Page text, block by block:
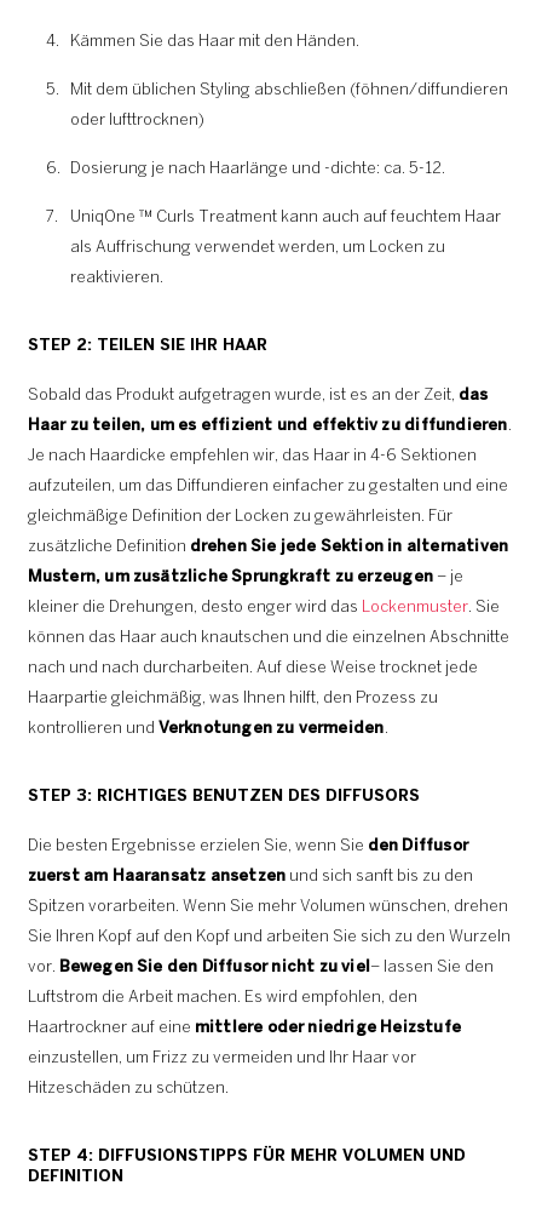
Kämmen Sie das Haar mit den Händen.
Mit dem üblichen Styling abschließen (föhnen/diffundieren
oder lufttrocknen)
Dosierung je nach Haarlänge und -dichte: ca. 5-12.
UniqOne ™ Curls Treatment kann auch auf feuchtem Haar
als Auffrischung verwendet werden, um Locken zu
reaktivieren.
STEP 2: TEILEN SIE IHR HAAR
Sobald das Produkt aufgetragen wurde, ist es an der Zeit, das
Haar zu teilen, um es effizient und effektiv zu diffundieren.
Je nach Haardicke empfehlen wir, das Haar in 4-6 Sektionen
aufzuteilen, um das Diffundieren einfacher zu gestalten und eine
gleichmäßige Definition der Locken zu gewährleisten. Für
zusätzliche Definition drehen Sie jede Sektion in alternativen
Mustern, um zusätzliche Sprungkraft zu erzeugen – je
kleiner die Drehungen, desto enger wird das Lockenmuster. Sie
können das Haar auch knautschen und die einzelnen Abschnitte
nach und nach durcharbeiten. Auf diese Weise trocknet jede
Haarpartie gleichmäßig, was Ihnen hilft, den Prozess zu
kontrollieren und Verknotungen zu vermeiden.
STEP 3: RICHTIGES BENUTZEN DES DIFFUSORS
Die besten Ergebnisse erzielen Sie, wenn Sie den Diffusor
zuerst am Haaransatz ansetzen und sich sanft bis zu den
Spitzen vorarbeiten. Wenn Sie mehr Volumen wünschen, drehen
Sie Ihren Kopf auf den Kopf und arbeiten Sie sich zu den Wurzeln
vor. Bewegen Sie den Diffusor nicht zu viel – lassen Sie den
Luftstrom die Arbeit machen. Es wird empfohlen, den
Haartrockner auf eine mittlere oder niedrige Heizstufe
einzustellen, um Frizz zu vermeiden und Ihr Haar vor
Hitzeschäden zu schützen.
STEP 4: DIFFUSIONSTIPPS FÜR MEHR VOLUMEN UND
DEFINITION